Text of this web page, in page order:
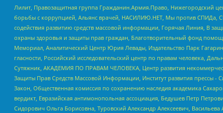
Лилит, Правозащитная группа Гражданин.Армия.Право, Нижегородский
борьбы с коррупцией, Альянс врачей, НАСИЛИЮ.НЕТ, Мы против СПИДа,
содействия развитию средств массовой информации, Горячая Линия, В
охраны здоровья и защиты прав граждан, Благотворительный фонд
Мемориал, Аналитический Центр Юрия Левады, Издательство Парк
гласности, Российский исследовательский центр по правам человека,
Сутяжник, АКАДЕМИЯ ПО ПРАВАМ ЧЕЛОВЕКА, Центр развития
Защиты Прав Средств Массовой Информации, Институт развития прессы
Закон, Общественная комиссия по сохранению наследия академика
вердикт, Евразийская антимонопольная ассоциация, Бедушев Петр
Сидорович Ольга Борисовна, Туровский Александр Алексеевич,